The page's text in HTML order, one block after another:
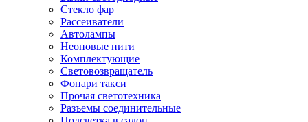
Стекло фар
Рассеиватели
Автолампы
Неоновые нити
Комплектующие
Световозвращатель
Фонари такси
Прочая светотехника
Разъемы соединительные